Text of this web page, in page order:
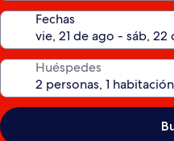
Fechas
Huéspedes